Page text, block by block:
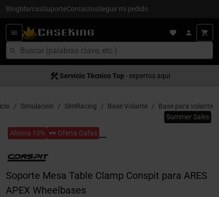
BlogMarcasSuporteContactosSeguir mi pedido
Servício Técnico Top - expertos aquí
Simulación SimRacing Base Volante Base para volante
Ahorra 13% 🕶️ Oferta Gafas
Summer Sales
Soporte Mesa Table Clamp Conspit para ARES
APEX Wheelbases